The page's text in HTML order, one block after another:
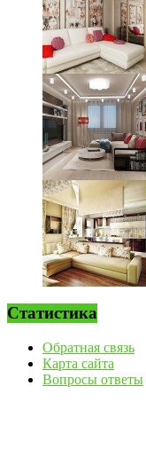
Статистика
Обратная связь
Карта сайта
Вопросы ответы